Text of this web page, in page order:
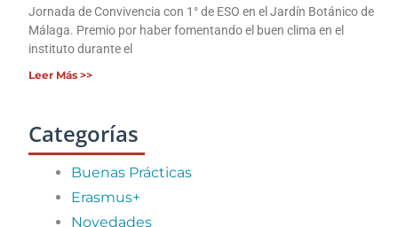
Jornada de Convivencia con 1° de ESO en el Jardín Botánico de
Málaga. Premio por haber fomentando el buen clima en el
instituto durante el
Leer Más >>
Categorías
Buenas Prácticas
Erasmus+
Novedades